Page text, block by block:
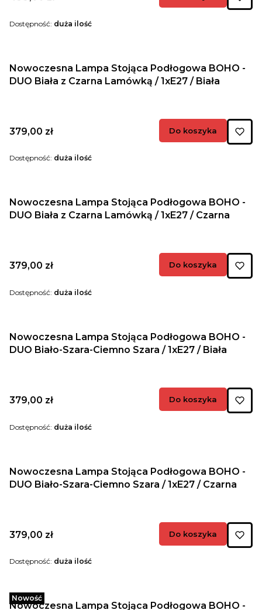
Dostępność: duża ilość
Nowoczesna Lampa Stojąca Podłogowa BOHO -
DUO Biała z Czarna Lamówką / 1xE27 / Biała
Cena
379,00 zł Do koszyka
Dostępność: duża ilość
Nowoczesna Lampa Stojąca Podłogowa BOHO -
DUO Biała z Czarna Lamówką / 1xE27 / Czarna
Cena
379,00 zł Do koszyka
Dostępność: duża ilość
Nowoczesna Lampa Stojąca Podłogowa BOHO -
DUO Biało-Szara-Ciemno Szara / 1xE27 / Biała
Cena
379,00 zł Do koszyka
Dostępność: duża ilość
Nowoczesna Lampa Stojąca Podłogowa BOHO -
DUO Biało-Szara-Ciemno Szara / 1xE27 / Czarna
Cena
379,00 zł Do koszyka
Dostępność: duża ilość
Nowość
Nowoczesna Lampa Stojąca Podłogowa BOHO -